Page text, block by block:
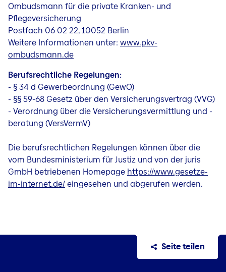
Ombudsmann für die private Kranken- und
Pflegeversicherung
Postfach 06 02 22, 10052 Berlin
Weitere Informationen unter: www.pkv-
ombudsmann.de
Berufsrechtliche Regelungen:
- § 34 d Gewerbeordnung (GewO)
- §§ 59-68 Gesetz über den Versicherungsvertrag (VVG)
- Verordnung über die Versicherungsvermittlung und -
beratung (VersVermV)
Die berufsrechtlichen Regelungen können über die
vom Bundesministerium für Justiz und von der juris
GmbH betriebenen Homepage https://www.gesetze-
im-internet.de/eingesehen und abgerufen werden.
Seite teilen